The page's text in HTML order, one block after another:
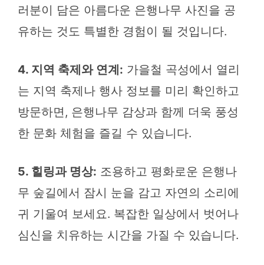
러분이 담은 아름다운 은행나무 사진을 공
유하는 것도 특별한 경험이 될 것입니다.
4. 지역 축제와 연계: 가을철 곡성에서 열리
는 지역 축제나 행사 정보를 미리 확인하고
방문하면, 은행나무 감상과 함께 더욱 풍성
한 문화 체험을 즐길 수 있습니다.
5. 힐링과 명상: 조용하고 평화로운 은행나
무 숲길에서 잠시 눈을 감고 자연의 소리에
귀 기울여 보세요. 복잡한 일상에서 벗어나
심신을 치유하는 시간을 가질 수 있습니다.